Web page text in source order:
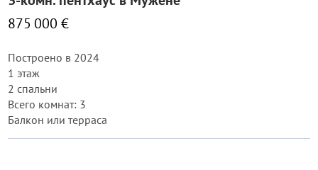
875 000 €
Построено в 2024
1 этаж
2 спальни
Всего комнат: 3
Балкон или терраса